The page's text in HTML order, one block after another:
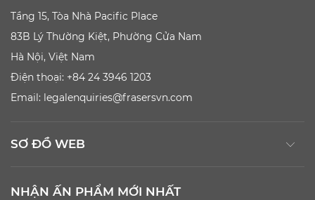
Tầng 15, Tòa Nhà Pacific Place
83B Lý Thường Kiệt, Phường Cửa Nam
Hà Nội, Việt Nam
Điện thoại: +84 24 3946 1203
Email: legalenquiries@frasersvn.com
SƠ ĐỒ WEB
NHẬN ẤN PHẨM MỚI NHẤT